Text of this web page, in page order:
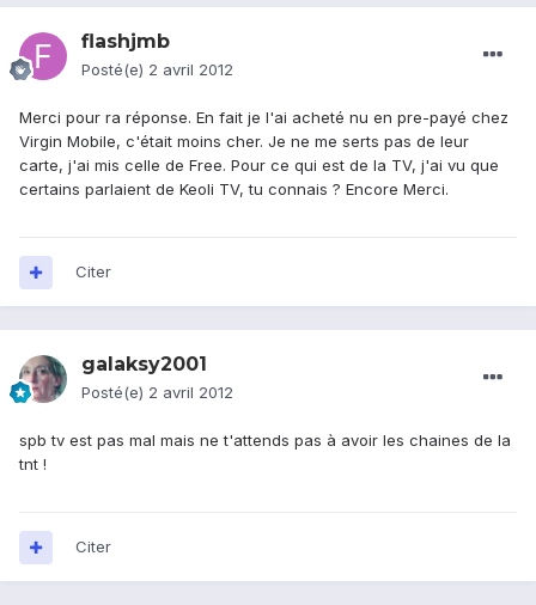
flashjmb
Posté(e) 2 avril 2012
Merci pour ra réponse. En fait je l'ai acheté nu en pre-payé chez
Virgin Mobile, c'était moins cher. Je ne me serts pas de leur
carte, j'ai mis celle de Free. Pour ce qui est de la TV, j'ai vu que
certains parlaient de Keoli TV, tu connais ? Encore Merci.
Citer
galaksy2001
Posté(e) 2 avril 2012
spb tv est pas mal mais ne t'attends pas à avoir les chaines de la
tnt !
Citer